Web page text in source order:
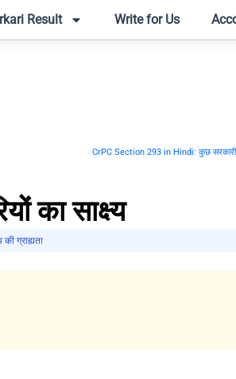
Result Write for Us
CrPC Section 293 in Hindi: कुछ सरकारी
का साक्ष्य
की ग्राह्यता